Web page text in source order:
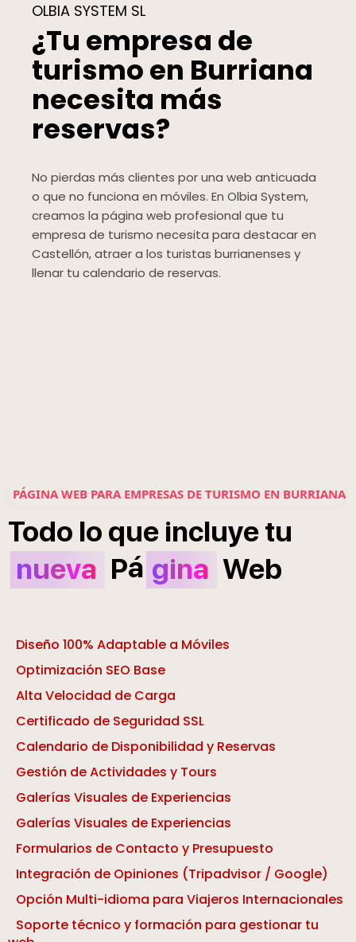
OLBIA SYSTEM SL
¿Tu empresa de
turismo en Burriana
necesita más
reservas?
No pierdas más clientes por una web anticuada
o que no funciona en móviles. En Olbia System,
creamos la página web profesional que tu
empresa de turismo necesita para destacar en
Castellón, atraer a los turistas burrianenses y
llenar tu calendario de reservas.
PÁGINA WEB PARA EMPRESAS DE TURISMO EN BURRIANA
Todo lo que incluyetu
nueva Pá gina Web
Diseño 100% Adaptable a Móviles
Optimización SEO Base
Alta Velocidad de Carga
Certificado de Seguridad SSL
Calendario de Disponibilidad y Reservas
Gestión de Actividades y Tours
Galerías Visuales de Experiencias
Galerías Visuales de Experiencias
Formularios de Contacto y Presupuesto
Integración de Opiniones (Tripadvisor / Google)
Opción Multi-idioma para Viajeros Internacionales
Soporte técnico y formación para gestionar tu